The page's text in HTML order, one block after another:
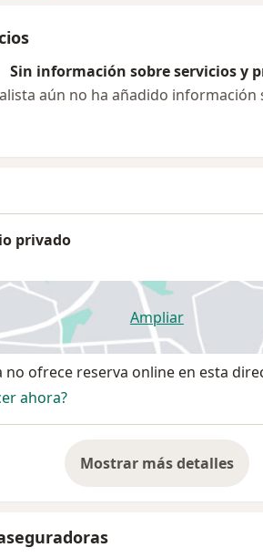
Sin información sobre servicios y
aún no ha añadido información
privado
Ampliarse abre en
no ofrece reserva online en esta
ahora?
Mostrar más detalles
sobre la